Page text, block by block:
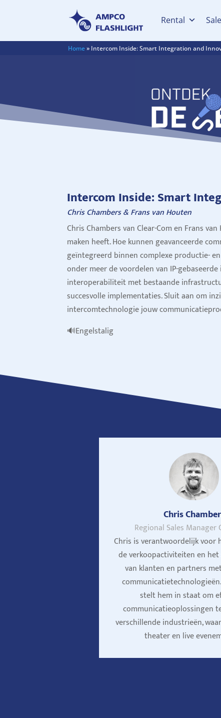
Rental
Home» Intercom Inside: Smart Integration and
Intercom Inside: Smart
Chris Chambers &Frans van Houten
Chris Chambers van Clear-Com en Frans
maken heeft. Hoe kunnen geavanceerde
geïntegreerd binnen complexe productie-
onder meer de voordelen van IP-
interoperabiliteit met bestaande
succesvolle implementaties. Sluit aan om
intercomtechnologie jouw
🔊Engelstalig
Chris
Regional Sales Manager
Chris is verantwoordelijk voor
de verkoopactiviteiten en
van klanten en partners met
stelt hem in staat om
communicatieoplossingen
verschillende industrieën,
theater en live